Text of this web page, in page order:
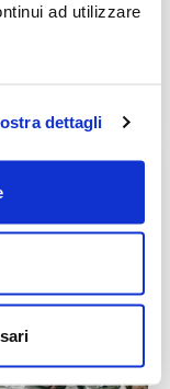
ad utilizzare
dettagli